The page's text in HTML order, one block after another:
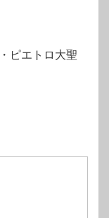
ピエトロ大聖